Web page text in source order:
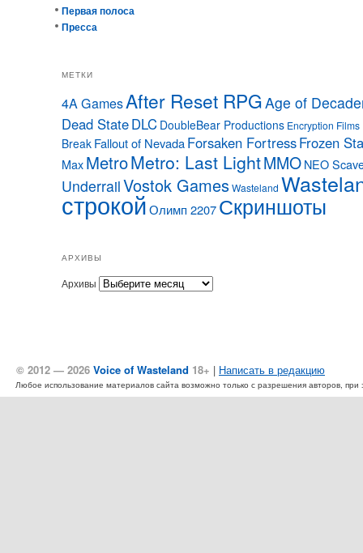
Первая полоса
Пресса
МЕТКИ
4A GamesAfter Reset RPGAge of
Dead StateDLC DoubleBear Productions Encryption Films
Break Fallout of NevadaForsaken FortressFrozen
MaxMetroMetro: Last LightMMONEO
UnderrailVostok GamesWasteland
строкойОлимп 2207Скриншоты
АРХИВЫ
Архивы
© 2012 — 2026 Voice of Wasteland 18+ | Написать в редакцию
Любое использование материалов сайта возможно только с разрешения авторов,